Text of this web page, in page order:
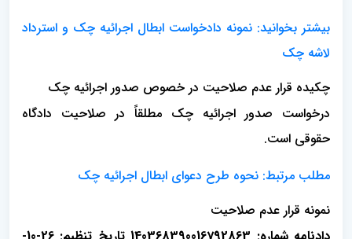
بیشتر بخوانید: نمونه دادخواست ابطال اجرائیه چک و استرداد
لاشه چک
چکیده قرار عدم صلاحیت در خصوص صدور اجرائیه چک
درخواست صدور اجرائیه چک مطلقاً در صلاحیت دادگاه
حقوقی است.
مطلب مرتبط: نحوه طرح دعوای ابطال اجرائیه چک
نمونه قرار عدم صلاحیت